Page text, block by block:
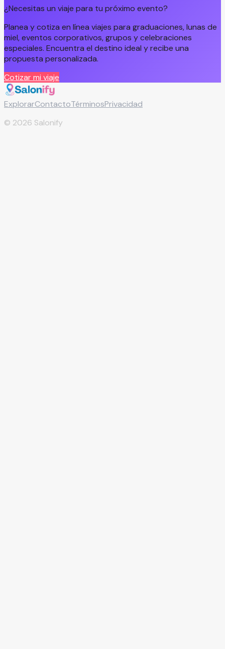
¿Necesitas un viaje para tu próximo evento?
Planea y cotiza en línea viajes para graduaciones, lunas de
miel, eventos corporativos, grupos y celebraciones
especiales. Encuentra el destino ideal y recibe una
propuesta personalizada.
Cotizar mi viaje
ExplorarContactoTérminosPrivacidad
© 2026 Salonify